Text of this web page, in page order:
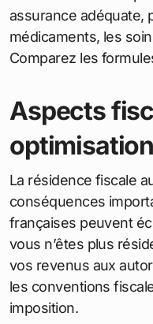
assurance adéquate,
médicaments, les
Comparez les
Aspects
La résidence fiscale
conséquences
françaises peuvent
vous n’êtes plus
vos revenus aux
les conventions
imposition.